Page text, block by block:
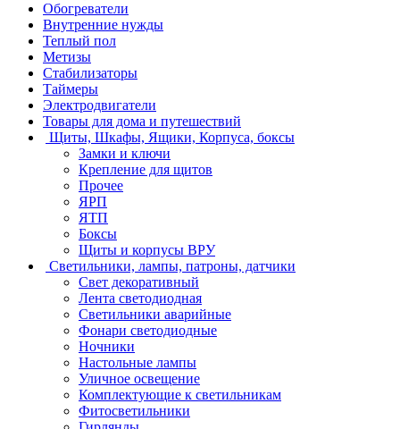
Обогреватели
Внутренние нужды
Теплый пол
Метизы
Стабилизаторы
Таймеры
Электродвигатели
Товары для дома и путешествий
Щиты, Шкафы, Ящики, Корпуса, боксы
Замки и ключи
Крепление для щитов
Прочее
ЯРП
ЯТП
Боксы
Щиты и корпусы ВРУ
Светильники, лампы, патроны, датчики
Свет декоративный
Лента светодиодная
Светильники аварийные
Фонари светодиодные
Ночники
Настольные лампы
Уличное освещение
Комплектующие к светильникам
Фитосветильники